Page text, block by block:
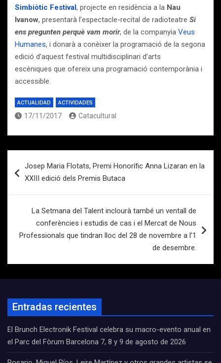
Simbiòtic Festival, projecte en residència a la Nau
Ivanow, presentarà l’espectacle-recital de radioteatre Si
ens pregunten perquè vam morir, de la companyia Veus
Humanes, i donarà a conèixer la programació de la segona
edició d’aquest festival multidisciplinari d’arts
escèniques que ofereix una programació contemporània i
accessible.
ACTUALIDAD ACTIVIDADES
17/11/2017 Catacultural
de
Josep Maria Flotats, Premi Honorífic Anna Lizaran en la
XXIII edició dels Premis Butaca
La Setmana del Talent inclourà també un ventall de
conferències i estudis de cas i el Mercat de Nous
Professionals que tindran lloc del 28 de novembre a l’1
de desembre.
Entradas recientes
El Brunch Electronik Festival celebra su macro-evento anual en
el Parc del Fòrum Barcelona 7, 8 y 9 de agosto de 2026